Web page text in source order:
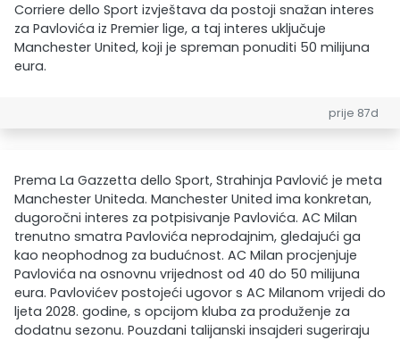
Corriere dello Sport izvještava da postoji snažan interes
za Pavlovića iz Premier lige, a taj interes uključuje
Manchester United, koji je spreman ponuditi 50 milijuna
eura.
prije 87d
Prema La Gazzetta dello Sport, Strahinja Pavlović je meta
Manchester Uniteda. Manchester United ima konkretan,
dugoročni interes za potpisivanje Pavlovića. AC Milan
trenutno smatra Pavlovića neprodajnim, gledajući ga
kao neophodnog za budućnost. AC Milan procjenjuje
Pavlovića na osnovnu vrijednost od 40 do 50 milijuna
eura. Pavlovićev postojeći ugovor s AC Milanom vrijedi do
ljeta 2028. godine, s opcijom kluba za produženje za
dodatnu sezonu. Pouzdani talijanski insajderi sugeriraju